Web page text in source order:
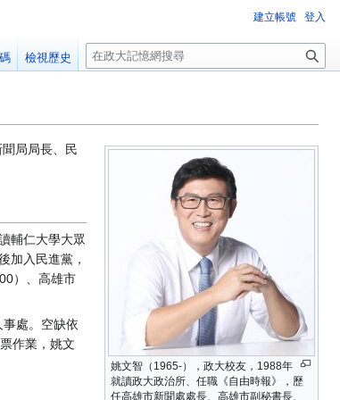
姚文智（1965-），政大校友，1988年
就讀政大政治所、任職《自由時報》，歷
任高雄市新聞處處長、高雄市副秘書長、
局局長、民
輔仁大學大眾
加入民進黨，
）、高雄市
處。空缺依
作業，姚文
建立帳號 登入
檢視歷史
搜
尋